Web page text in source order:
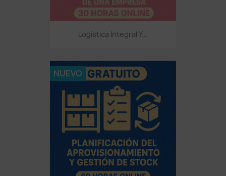
Logística Integral Y...
NUEVO